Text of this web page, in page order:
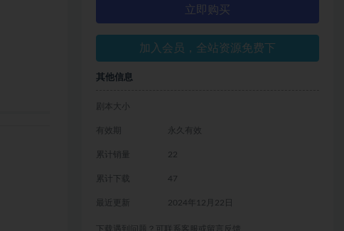
立即购买
加入会员，全站资源免费下
其他信息
剧本大小
有效期 永久有效
累计销量 22
累计下载 47
最近更新 2024年12月22日
下载遇到问题？可联系客服或留言反馈